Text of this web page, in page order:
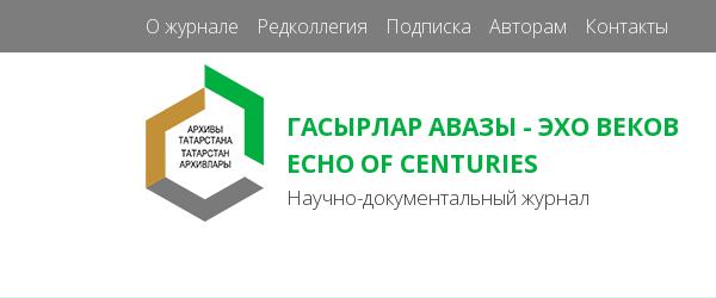
к
О журнале Редколлегия Подписка Авторам Контакты
ГАСЫРЛАР АВАЗЫ - ЭХО ВЕКОВ
ECHO OF CENTURIES
Научно-документальный журнал